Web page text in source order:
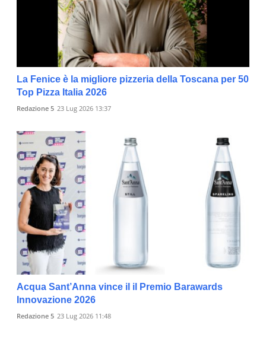
La Fenice è la migliore pizzeria della Toscana per 50
Top Pizza Italia 2026
Redazione 5 23 Lug 2026 13:37
Acqua Sant’Anna vince il il Premio Barawards
Innovazione 2026
Redazione 5 23 Lug 2026 11:48